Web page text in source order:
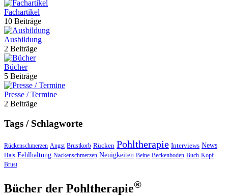
Fachartikel
10 Beiträge
Ausbildung
2 Beiträge
Bücher
5 Beiträge
Presse / Termine
2 Beiträge
Tags / Schlagworte
Rückenschmerzen Angst Brustkorb Rücken Pohltherapie Interviews News
Hals Fehlhaltung Nackenschmerzen Neuigkeiten Beine Beckenboden Buch Kopf
Brust
Bücher der Pohltherapie®